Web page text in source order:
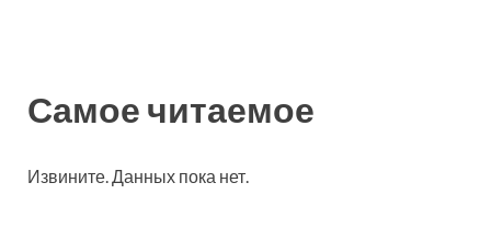
Самое читаемое
Извините. Данных пока нет.